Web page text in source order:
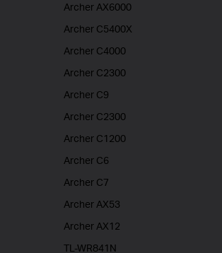
Archer AX6000
Archer C5400X
Archer C4000
Archer C2300
Archer C9
Archer C2300
Archer C1200
Archer C6
Archer C7
Archer AX53
Archer AX12
TL-WR841N